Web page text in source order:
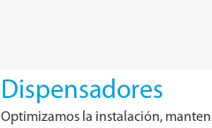
Dispensadores
Optimizamos la instalación,